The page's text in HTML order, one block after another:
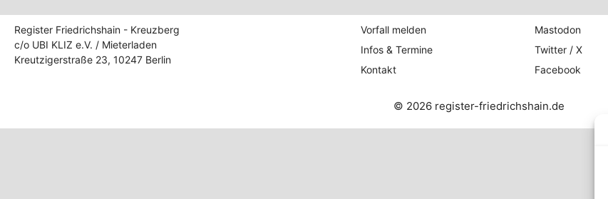
Register Friedrichshain - Kreuzberg
c/o UBI KLIZ e.V. / Mieterladen
Kreutzigerstraße 23, 10247 Berlin
Vorfall melden
Infos & Termine
Kontakt
Mastodon
Twitter / X
Facebook
© 2026 register-friedrichshain.de